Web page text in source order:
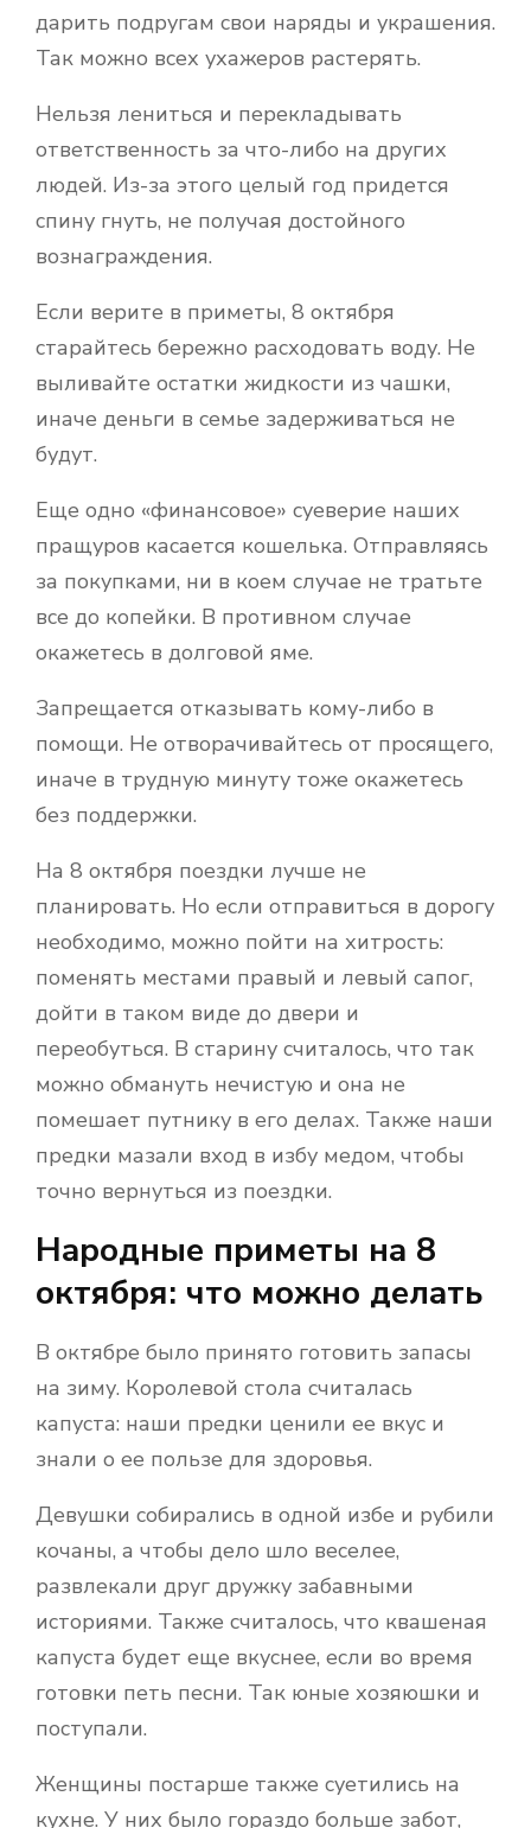
дарить подругам свои наряды и украшения.
Так можно всех ухажеров растерять.
Нельзя лениться и перекладывать
ответственность за что-либо на других
людей. Из-за этого целый год придется
спину гнуть, не получая достойного
вознаграждения.
Если верите в приметы, 8 октября
старайтесь бережно расходовать воду. Не
выливайте остатки жидкости из чашки,
иначе деньги в семье задерживаться не
будут.
Еще одно «финансовое» суеверие наших
пращуров касается кошелька. Отправляясь
за покупками, ни в коем случае не тратьте
все до копейки. В противном случае
окажетесь в долговой яме.
Запрещается отказывать кому-либо в
помощи. Не отворачивайтесь от просящего,
иначе в трудную минуту тоже окажетесь
без поддержки.
На 8 октября поездки лучше не
планировать. Но если отправиться в дорогу
необходимо, можно пойти на хитрость:
поменять местами правый и левый сапог,
дойти в таком виде до двери и
переобуться. В старину считалось, что так
можно обмануть нечистую и она не
помешает путнику в его делах. Также наши
предки мазали вход в избу медом, чтобы
точно вернуться из поездки.
Народные приметы на 8
октября: что можно делать
В октябре было принято готовить запасы
на зиму. Королевой стола считалась
капуста: наши предки ценили ее вкус и
знали о ее пользе для здоровья.
Девушки собирались в одной избе и рубили
кочаны, а чтобы дело шло веселее,
развлекали друг дружку забавными
историями. Также считалось, что квашеная
капуста будет еще вкуснее, если во время
готовки петь песни. Так юные хозяюшки и
поступали.
Женщины постарше также суетились на
кухне. У них было гораздо больше забот,